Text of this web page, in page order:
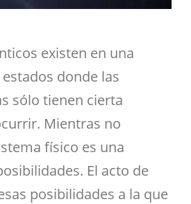
existen en una
donde las
sólo tienen cierta
Mientras no
físico es una
El acto de
posibilidades a la que